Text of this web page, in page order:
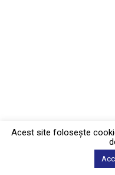
Acest site foloseşte